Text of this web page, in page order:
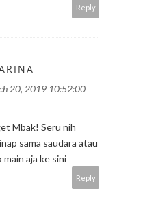
Reply
20, 2019 10:52:00
Mbak! Seru nih
sama saudara atau
main aja ke sini
Reply